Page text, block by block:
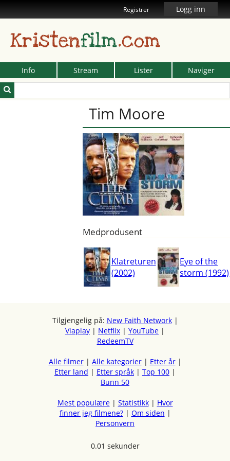
Registrer Logg inn
Kristenfilm.com
Info Stream Lister Naviger
Tim Moore
Medprodusent
Klatreturen
(2002)
Eye of the
storm (1992)
Tilgjengelig på: New Faith Network|
Viaplay | Netflix | YouTube |
RedeemTV
Alle filmer| Alle kategorier| Etter år|
Etter land | Etter språk | Top 100 |
Bunn 50
Mest populære| Statistikk| Hvor
finner jeg filmene?| Om siden |
Personvern
0.01 sekunder